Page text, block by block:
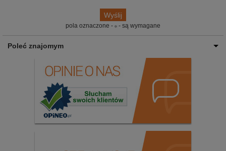
pola oznaczone - - są wymagane
Poleć znajomym